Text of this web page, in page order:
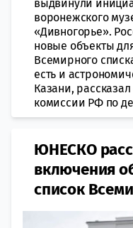
выдвинули
воронежского
«Дивногорье».
новые объекты
Всемирного
есть и
Казани,
комиссии РФ по
ЮНЕСКО
включения
список